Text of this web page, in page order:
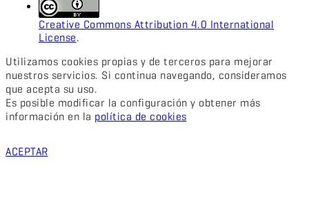
Creative Commons Attribution 4.0 International
License.
Utilizamos cookies propias y de terceros para mejorar
nuestros servicios. Si continua navegando, consideramos
que acepta su uso.
Es posible modificar la configuración y obtener más
información en la política de cookies
ACEPTAR